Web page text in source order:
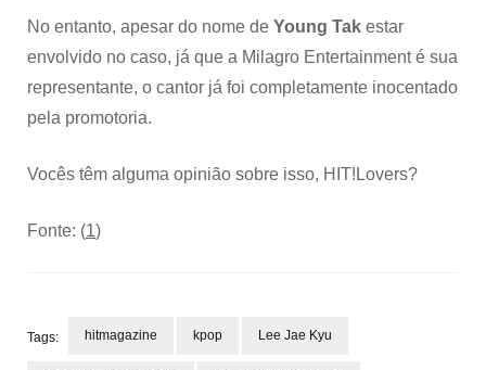
No entanto, apesar do nome de Young Tak estar
envolvido no caso, já que a Milagro Entertainment é sua
representante, o cantor já foi completamente inocentado
pela promotoria.
Vocês têm alguma opinião sobre isso, HIT!Lovers?
Fonte: (1)
Tags: hitmagazine kpop Lee Jae Kyu